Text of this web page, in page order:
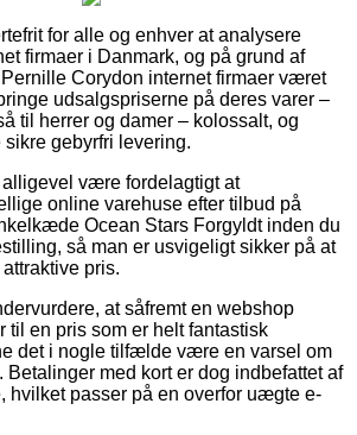
for alle og enhver at analysere
firmaer i Danmark, og på grund af
Corydon internet firmaer været
udsalgspriserne på deres varer –
til herrer og damer – kolossalt, og
gebyrfri levering.
alligevel være fordelagtigt at
online varehuse efter tilbud på
Ocean Stars Forgyldt inden du
så man er usvigeligt sikker på at
pris.
at såfremt en webshop
til en pris som er helt fantastisk
det i nogle tilfælde være en varsel om
med kort er dog indbefattet af
hvilket passer på en overfor uægte e-